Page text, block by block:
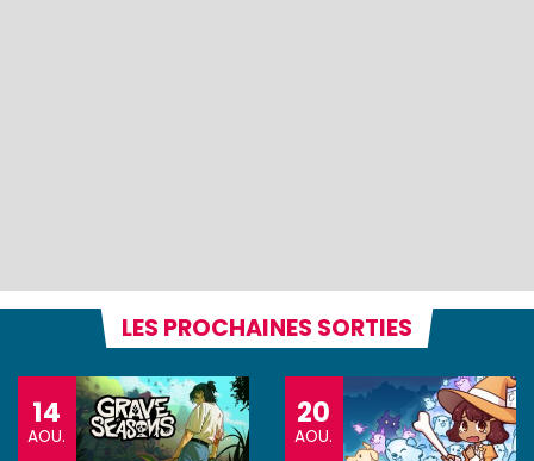
LES PROCHAINES SORTIES
14
AOU.
20
AOU.